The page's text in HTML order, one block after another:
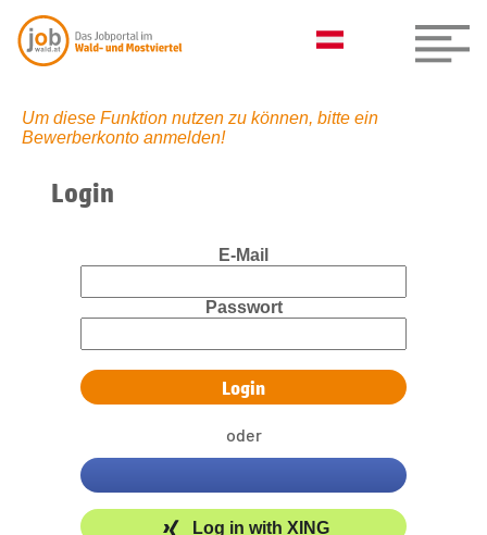
Um diese Funktion nutzen zu können, bitte ein
Bewerberkonto anmelden!
Login
E-Mail
Passwort
oder
Log in with XING